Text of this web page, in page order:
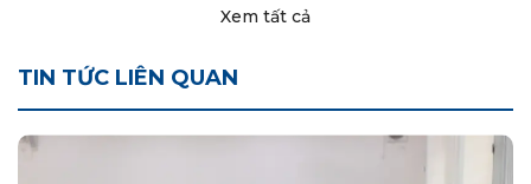
Xem tất cả
TIN TỨC LIÊN QUAN